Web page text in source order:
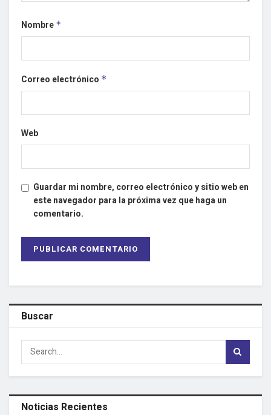
Nombre *
Correo electrónico *
Web
Guardar mi nombre, correo electrónico y sitio web en
este navegador para la próxima vez que haga un
comentario.
Buscar
Noticias Recientes